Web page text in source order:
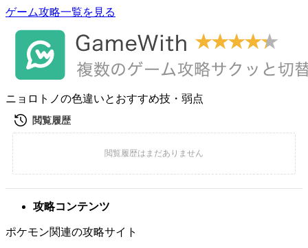
ゲーム攻略一覧を見る
ニョロトノの色違いとおすすめ技・弱点
攻略コンテンツ
ポケモン関連の攻略サイト